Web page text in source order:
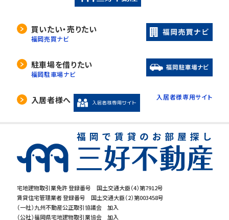
宅地建物取引業免許 登録番号 国土交通大臣（4）第7912号
賃貸住宅管理業者 登録番号 国土交通大臣（2）第003458号
（一社）九州不動産公正取引協議会 加入
（公社）福岡県宅地建物取引業協会 加入
買いたい・売りたい
福岡売買ナビ
駐車場を借りたい
福岡駐車場ナビ
入居者様へ 入居者様専用サイト